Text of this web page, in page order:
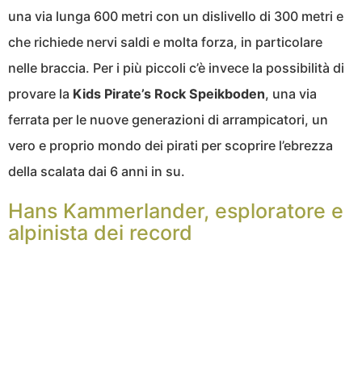
una via lunga 600 metri con un dislivello di 300 metri e
che richiede nervi saldi e molta forza, in particolare
nelle braccia. Per i più piccoli c’è invece la possibilità di
provare la Kids Pirate’s Rock Speikboden, una via
ferrata per le nuove generazioni di arrampicatori, un
vero e proprio mondo dei pirati per scoprire l’ebrezza
della scalata dai 6 anni in su.
Hans Kammerlander, esploratore e
alpinista dei record